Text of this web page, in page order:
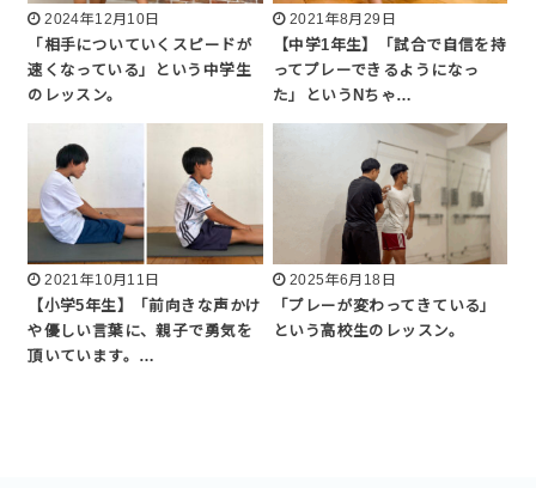
2024年12月10日
「相手についていくスピードが
速くなっている」という中学生
のレッスン。
2021年8月29日
【中学1年生】「試合で自信を持
ってプレーできるようになっ
た」というNちゃ…
2021年10月11日
【小学5年生】「前向きな声かけ
や優しい言葉に、親子で勇気を
頂いています。…
2025年6月18日
「プレーが変わってきている」
という高校生のレッスン。